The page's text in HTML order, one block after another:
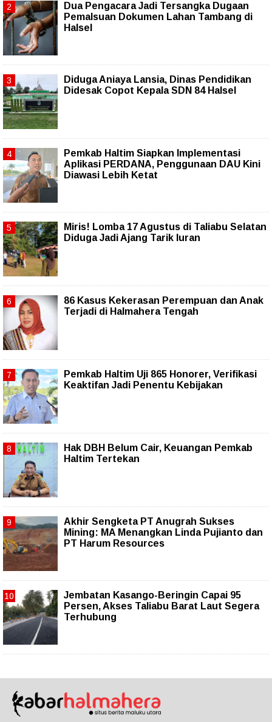
Dua Pengacara Jadi Tersangka Dugaan
Pemalsuan Dokumen Lahan Tambang di
Halsel
Diduga Aniaya Lansia, Dinas Pendidikan
Didesak Copot Kepala SDN 84 Halsel
Pemkab Haltim Siapkan Implementasi
Aplikasi PERDANA, Penggunaan DAU Kini
Diawasi Lebih Ketat
Miris! Lomba 17 Agustus di Taliabu Selatan
Diduga Jadi Ajang Tarik Iuran
86 Kasus Kekerasan Perempuan dan Anak
Terjadi di Halmahera Tengah
Pemkab Haltim Uji 865 Honorer, Verifikasi
Keaktifan Jadi Penentu Kebijakan
Hak DBH Belum Cair, Keuangan Pemkab
Haltim Tertekan
Akhir Sengketa PT Anugrah Sukses
Mining: MA Menangkan Linda Pujianto dan
PT Harum Resources
Jembatan Kasango-Beringin Capai 95
Persen, Akses Taliabu Barat Laut Segera
Terhubung